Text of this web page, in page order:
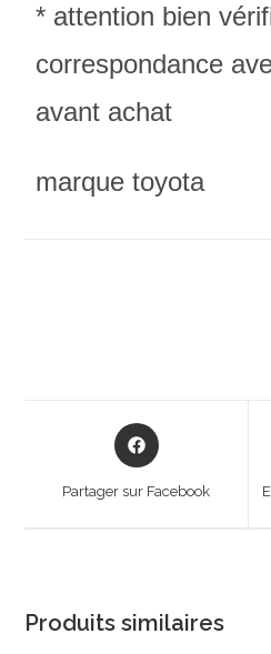
* attention bien
correspondance
avant achat
marque toyota
Opens
in
Partager sur Facebook
Produits similaires